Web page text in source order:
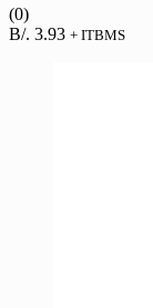
(0)
B/. 3.93 + ITBMS